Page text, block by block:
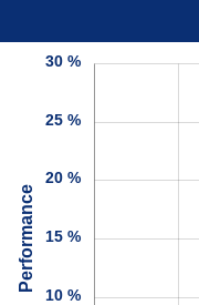
10 %
15 %
20 %
25 %
30 %
Performance